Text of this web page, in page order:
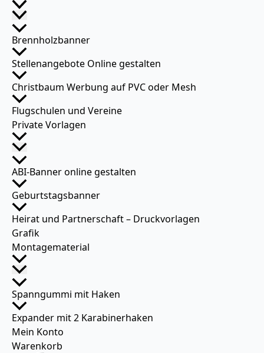
Brennholzbanner
Stellenangebote Online gestalten
Christbaum Werbung auf PVC oder Mesh
Flugschulen und Vereine
Private Vorlagen
ABI-Banner online gestalten
Geburtstagsbanner
Heirat und Partnerschaft – Druckvorlagen
Grafik
Montagematerial
Spanngummi mit Haken
Expander mit 2 Karabinerhaken
Mein Konto
Warenkorb